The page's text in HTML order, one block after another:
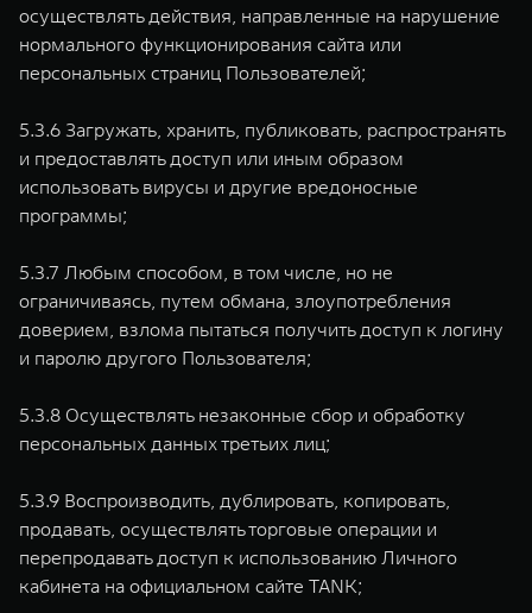
осуществлять действия, направленные на нарушение
нормального функционирования сайта или
персональных страниц Пользователей;
5.3.6 Загружать, хранить, публиковать, распространять
и предоставлять доступ или иным образом
использовать вирусы и другие вредоносные
программы;
5.3.7 Любым способом, в том числе, но не
ограничиваясь, путем обмана, злоупотребления
доверием, взлома пытаться получить доступ к логину
и паролю другого Пользователя;
5.3.8 Осуществлять незаконные сбор и обработку
персональных данных третьих лиц;
5.3.9 Воспроизводить, дублировать, копировать,
продавать, осуществлять торговые операции и
перепродавать доступ к использованию Личного
кабинета на официальном сайте TANK;